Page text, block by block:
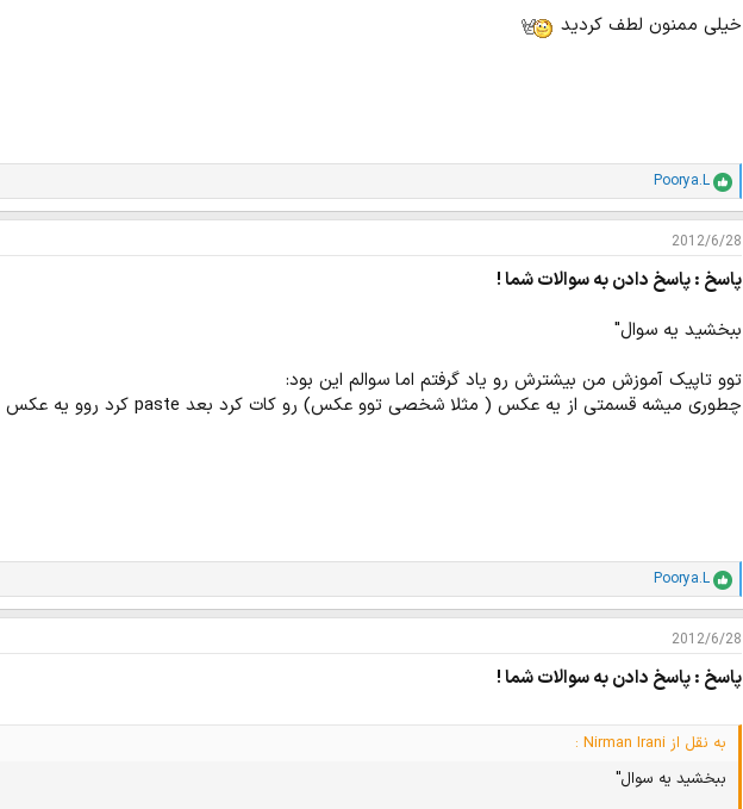
ت
:
خیلی ممنون لطف کردید
ا
م
ت
ی
ز
ت
:
Poorya.L
2012/6/28
پاسخ : پاسخ دادن به سوالات شما !
ببخشید یه سوال"
توو تاپیک آموزش من بیشترش رو یاد گرفتم اما سوالم این بود:
چطوری میشه قسمتی از یه عکس ( مثلا شخصی توو عکس) رو کات کرد بعد paste کرد روو یه عکس یا منظره دیگه؟
ا
م
ت
ی
ز
ت
Poorya.L
2012/6/28
پاسخ : پاسخ دادن به سوالات شما !
به نقل از Nirman Irani :
ببخشید یه سوال"